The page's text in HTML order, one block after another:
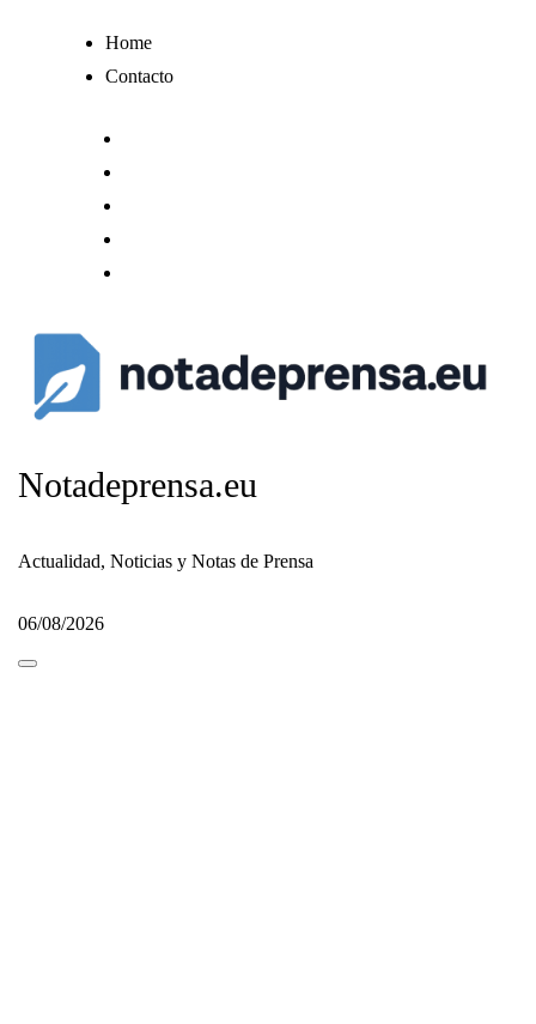
Home
Contacto
Notadeprensa.eu
Actualidad, Noticias y Notas de Prensa
06/08/2026